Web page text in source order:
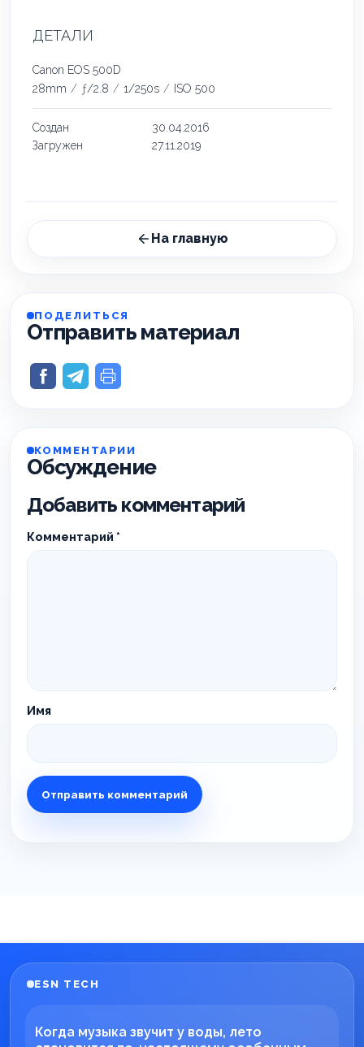
ДЕТАЛИ
Canon EOS 500D
28mm / ƒ/2.8 / 1/250s / ISO 500
Создан
30.04.2016
Загружен
27.11.2019
На главную
ПОДЕЛИТЬСЯ
Отправить материал
КОММЕНТАРИИ
Обсуждение
Добавить комментарий
Комментарий *
Имя
ESN TECH
Когда музыка звучит у воды, лето